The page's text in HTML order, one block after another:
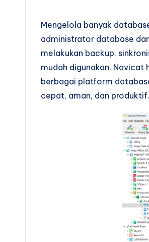
Mengelola banyak
administrator database
melakukan backup,
mudah digunakan.
berbagai platform
cepat, aman, dan produktif.